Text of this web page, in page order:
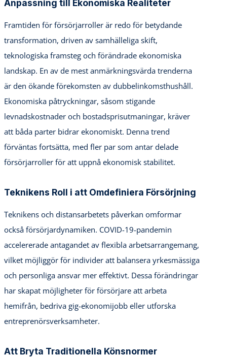
Anpassning till Ekonomiska Realiteter
Framtiden för försörjarroller är redo för betydande
transformation, driven av samhälleliga skift,
teknologiska framsteg och förändrade ekonomiska
landskap. En av de mest anmärkningsvärda trenderna
är den ökande förekomsten av dubbelinkomsthushåll.
Ekonomiska påtryckningar, såsom stigande
levnadskostnader och bostadsprisutmaningar, kräver
att båda parter bidrar ekonomiskt. Denna trend
förväntas fortsätta, med fler par som antar delade
försörjarroller för att uppnå ekonomisk stabilitet.
Teknikens Roll i att Omdefiniera Försörjning
Teknikens och distansarbetets påverkan omformar
också försörjardynamiken. COVID-19-pandemin
accelererade antagandet av flexibla arbetsarrangemang,
vilket möjliggör för individer att balansera yrkesmässiga
och personliga ansvar mer effektivt. Dessa förändringar
har skapat möjligheter för försörjare att arbeta
hemifrån, bedriva gig-ekonomijobb eller utforska
entreprenörsverksamheter.
Att Bryta Traditionella Könsnormer